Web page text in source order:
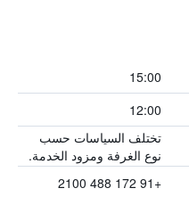
15:00
12:00
تختلف السياسات حسب
نوع الغرفة ومزود الخدمة.
+91 172 488 2100